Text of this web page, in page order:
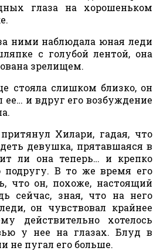
глаза на хорошеньком
ними наблюдала юная леди
с голубой лентой, она
зрелищем.
стояла слишком близко, он
ее… и вдруг его возбуждение
Хилари, гадая, что
девушка, прятавшаяся в
ли она теперь… и крепко
подругу. В то же время его
что он, похоже, настоящий
сейчас, зная, что на него
он чувствовал крайнее
действительно хотелось
у нее на глазах. Блуд в
не пугал его больше.